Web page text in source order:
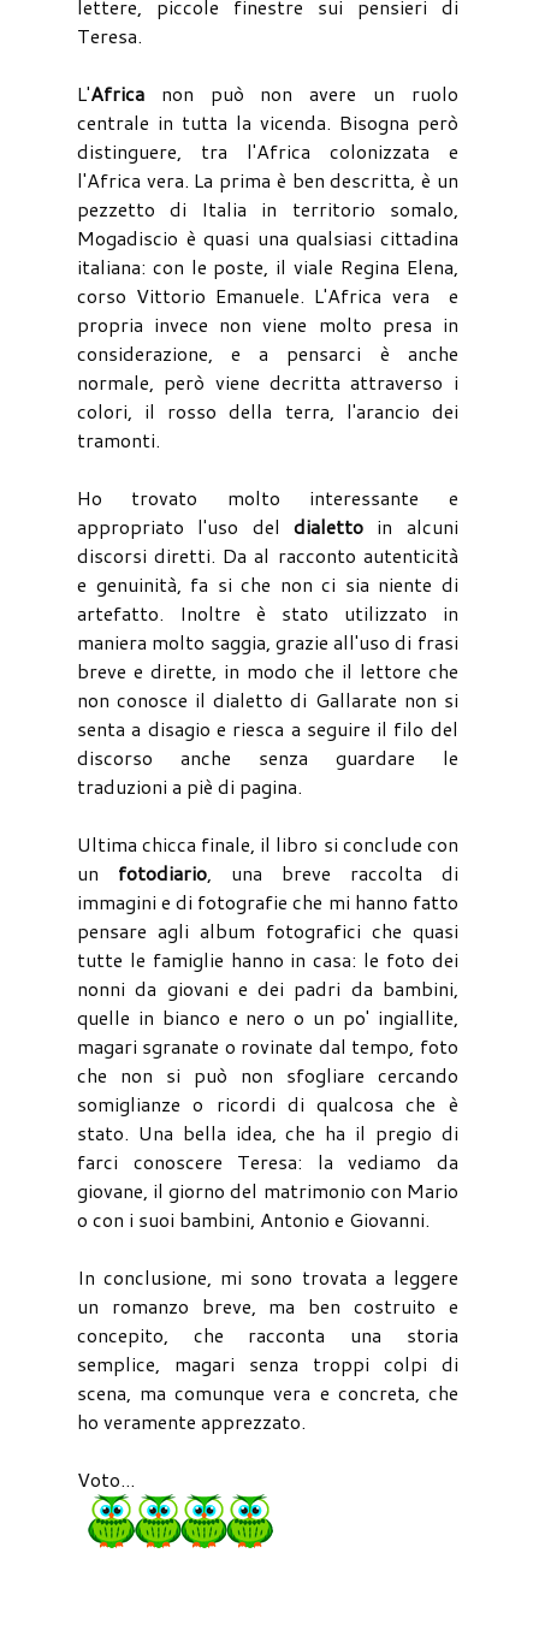
lettere, piccole finestre sui pensieri di
Teresa.
L'Africa non può non avere un ruolo
centrale in tutta la vicenda. Bisogna però
distinguere, tra l'Africa colonizzata e
l'Africa vera. La prima è ben descritta, è un
pezzetto di Italia in territorio somalo,
Mogadiscio è quasi una qualsiasi cittadina
italiana: con le poste, il viale Regina Elena,
corso Vittorio Emanuele. L'Africa vera e
propria invece non viene molto presa in
considerazione, e a pensarci è anche
normale, però viene decritta attraverso i
colori, il rosso della terra, l'arancio dei
tramonti.
Ho trovato molto interessante e
appropriato l'uso deldialetto in alcuni
discorsi diretti. Da al racconto autenticità
e genuinità, fa si che non ci sia niente di
artefatto. Inoltre è stato utilizzato in
maniera molto saggia, grazie all'uso di frasi
breve e dirette, in modo che il lettore che
non conosce il dialetto di Gallarate non si
senta a disagio e riesca a seguire il filo del
discorso anche senza guardare le
traduzioni a piè di pagina.
Ultima chicca finale, il libro si conclude con
un fotodiario, una breve raccolta di
immagini e di fotografie che mi hanno fatto
pensare agli album fotografici che quasi
tutte le famiglie hanno in casa: le foto dei
nonni da giovani e dei padri da bambini,
quelle in bianco e nero o un po' ingiallite,
magari sgranate o rovinate dal tempo, foto
che non si può non sfogliare cercando
somiglianze o ricordi di qualcosa che è
stato. Una bella idea, che ha il pregio di
farci conoscere Teresa: la vediamo da
giovane, il giorno del matrimonio con Mario
o con i suoi bambini, Antonio e Giovanni.
In conclusione, mi sono trovata a leggere
un romanzo breve, ma ben costruito e
concepito, che racconta una storia
semplice, magari senza troppi colpi di
scena, ma comunque vera e concreta, che
ho veramente apprezzato.
Voto...